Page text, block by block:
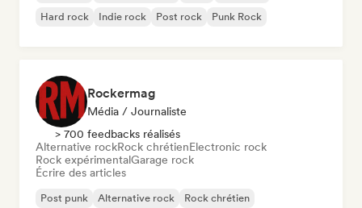
Hard rock
Indie rock Post rock Punk Rock
Rockermag
Média / Journaliste
> 700 feedbacks réalisés
Alternative rockRock chrétienElectronic rock
Rock expérimentalGarage rock
Écrire des articles
Post punk Alternative rock Rock chrétien